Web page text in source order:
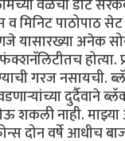
वेळेचा डॉट
मिनिट पाठोपाठ
यासारख्या अनेक
होत्या.
गरज नसायची.
दुर्दैवाने
शकली नाही. माझ्या
दोन वर्षे आधीच